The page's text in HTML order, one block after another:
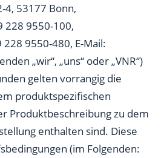
4, 53177 Bonn,
228 9550-100,
9550-480, E-Mail:
„wir“, „uns“ oder „VNR“)
gelten vorrangig die
produktspezifischen
Produktbeschreibung zu dem
enthalten sind. Diese
(im Folgenden: